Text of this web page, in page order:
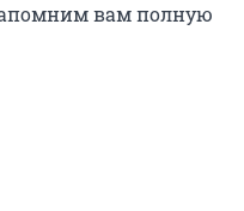
вам полную